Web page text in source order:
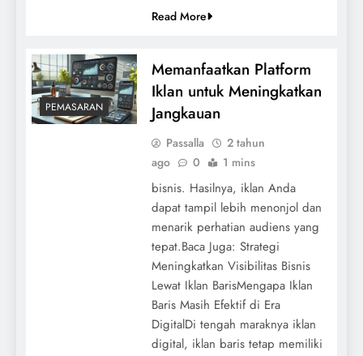
Read More
PEMASARAN
Memanfaatkan Platform
Iklan untuk Meningkatkan
Jangkauan
Passalla
2 tahun
ago
0 1 mins
bisnis. Hasilnya, iklan Anda
dapat tampil lebih menonjol dan
menarik perhatian audiens yang
tepat.Baca Juga: Strategi
Meningkatkan Visibilitas Bisnis
Lewat Iklan BarisMengapa Iklan
Baris Masih Efektif di Era
DigitalDi tengah maraknya iklan
digital, iklan baris tetap memiliki